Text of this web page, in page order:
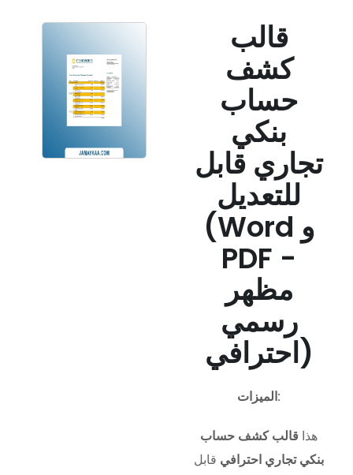
قالب
كشف
حساب
بنكي
تجاري قابل
للتعديل
(Word و
PDF -
مظهر
رسمي
احترافي)
الميزات:
هذا قالب كشف حساب
بنكي تجاري احترافي قابل